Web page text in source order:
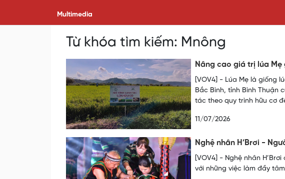
Multimedia
Từ khóa tìm kiếm: Mnông
Nâng cao giá trị lúa
[VOV4] - Lúa Mẹ là giống
Bắc Bình, tỉnh Bình Thuận
tác theo quy trình hữu cơ
11/07/2026
Nghệ nhân H’Brơi -
[VOV4] - Nghệ nhân
với những việc làm đầy